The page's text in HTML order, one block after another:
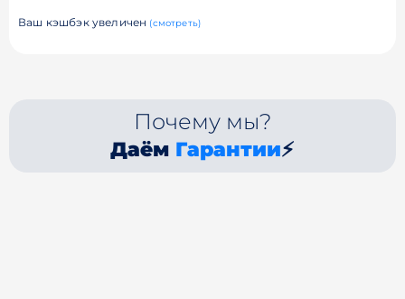
Ваш кэшбэк увеличен (смотреть)
Почему мы?
Даём Гарантии⚡